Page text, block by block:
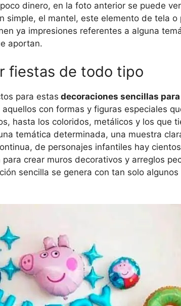
dinero, en la foto anterior se puede
simple, el mantel, este elemento de tela o
ya impresiones referentes a alguna
aportan.
fiestas de todo tipo
para estas decoraciones sencillas
con formas y figuras especiales
hasta los coloridos, metálicos y los que
temática determinada, una muestra
de personajes infantiles hay
crear muros decorativos y arreglos
sencilla se genera con tan solo algunos